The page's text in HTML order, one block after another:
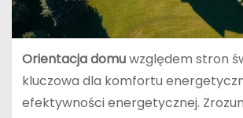
Orientacja domuwzględem stron
kluczowa dla komfortu
efektywności energetycznej.